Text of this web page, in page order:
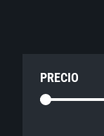
PRECIO